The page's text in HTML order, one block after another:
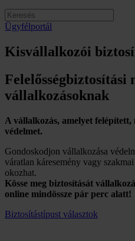
Ügyfélportál
Kisvállalkozói
Felelősség­biztosítási
vállalkozásoknak
A vállalkozás, amelyet felépített,
védelmet.
Gondoskodjon vállalkozása
váratlan káresemény vagy
okozhat.
Kösse meg biztosítását
online mindössze pár perc alatt!
Biztosítástípust választok